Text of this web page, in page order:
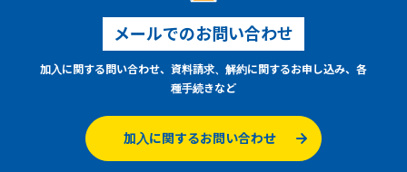
メールでのお問い合わせ
加入に関する問い合わせ、資料請求、解約に関するお申し込み、各
種手続きなど
加入に関するお問い合わせ